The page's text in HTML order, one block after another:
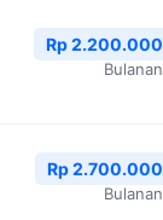
Rp 2.200.000
Bulanan
Rp 2.700.000
Bulanan